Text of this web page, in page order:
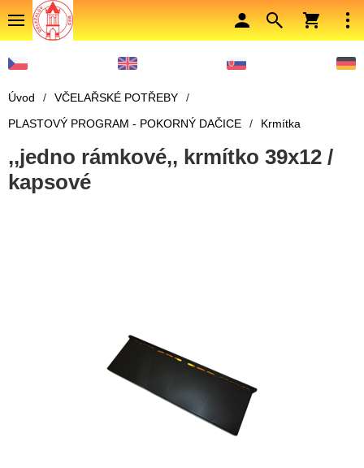
Úvod / VČELAŘSKÉ POTŘEBY
/
PLASTOVÝ PROGRAM - POKORNÝ DAČICE
/ Krmítka
,,jedno rámkové,, krmítko 39x12 /
kapsové